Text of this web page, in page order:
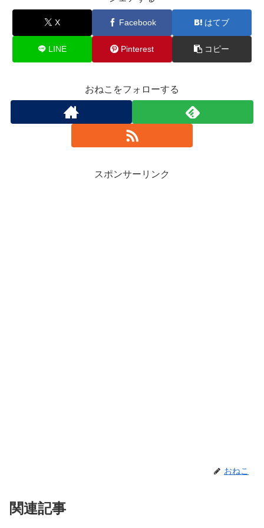
X Facebook はてブ
LINE Pinterest コピー
おねこをフォローする
スポンサーリンク
おねこ
関連記事